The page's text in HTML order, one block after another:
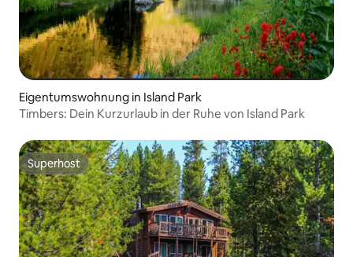
Eigentumswohnung in Island Park
Timbers: Dein Kurzurlaub in der Ruhe von Island Park
Superhost
Superhost